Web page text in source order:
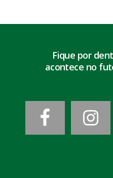
Fique por
acontece no